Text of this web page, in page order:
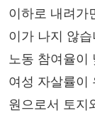
이하로 내려가
이가 나지 않
노동 참여율이
여성 자살률이
원으로서 토지